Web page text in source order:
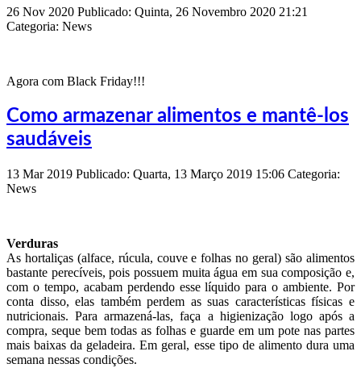
26 Nov 2020 Publicado: Quinta, 26 Novembro 2020 21:21
Categoria: News
Agora com Black Friday!!!
Como armazenar alimentos e mantê-los
saudáveis
13 Mar 2019 Publicado: Quarta, 13 Março 2019 15:06 Categoria:
News
Verduras
As hortaliças (alface, rúcula, couve e folhas no geral) são alimentos
bastante perecíveis, pois possuem muita água em sua composição e,
com o tempo, acabam perdendo esse líquido para o ambiente. Por
conta disso, elas também perdem as suas características físicas e
nutricionais. Para armazená-las, faça a higienização logo após a
compra, seque bem todas as folhas e guarde em um pote nas partes
mais baixas da geladeira. Em geral, esse tipo de alimento dura uma
semana nessas condições.